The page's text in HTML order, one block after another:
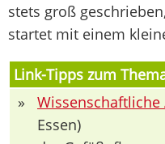
stets groß
startet mit einem
Link-Tipps zum
»
Wissenschaftliche
Essen)